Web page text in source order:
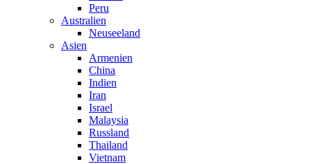
Peru
Australien
Neuseeland
Asien
Armenien
China
Indien
Iran
Israel
Malaysia
Russland
Thailand
Vietnam